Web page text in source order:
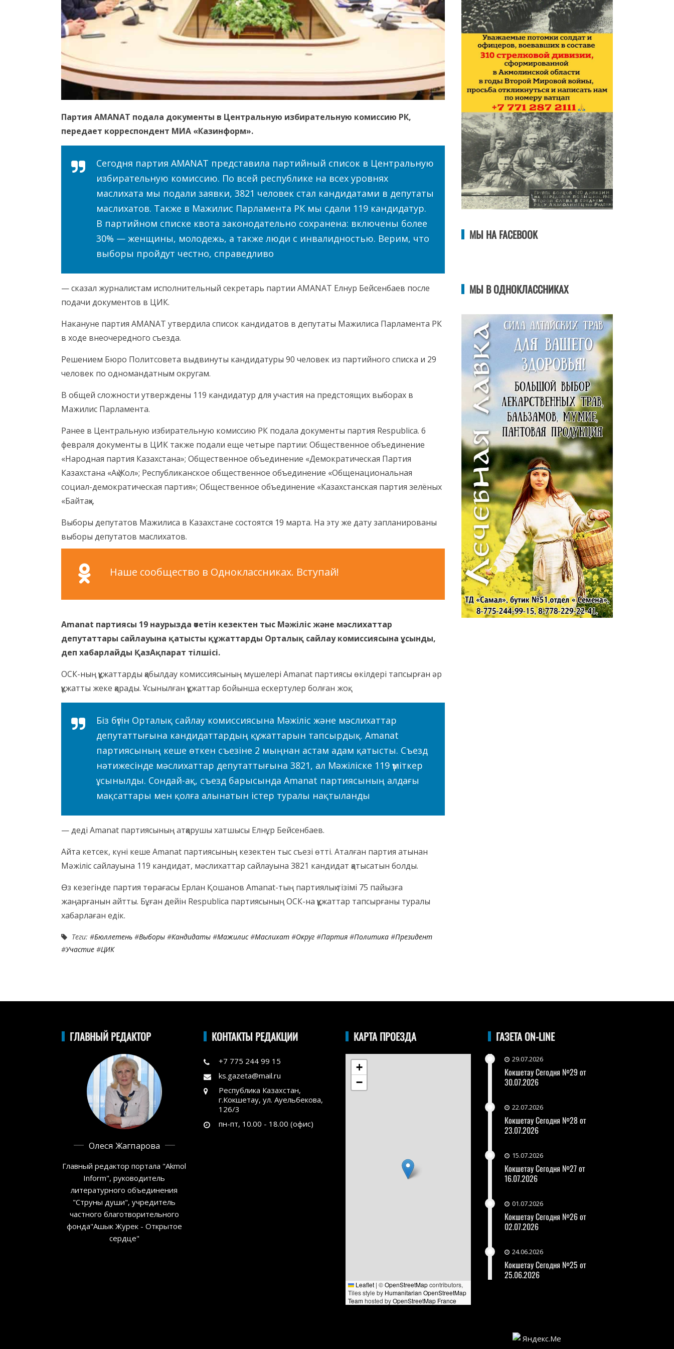
Партия AMANAT подала документы в Центральную избирательную комиссию РК,
передает корреспондент МИА «Казинформ».
Сегодня партия AMANAT представила партийный список в Центральную
избирательную комиссию. По всей республике на всех уровнях
маслихата мы подали заявки, 3821 человек стал кандидатами в депутаты
маслихатов. Также в Мажилис Парламента РК мы сдали 119 кандидатур.
В партийном списке квота законодательно сохранена: включены более
30% — женщины, молодежь, а также люди с инвалидностью. Верим, что
выборы пройдут честно, справедливо
— сказал журналистам исполнительный секретарь партии AMANAT Елнур Бейсенбаев после
подачи документов в ЦИК.
Накануне партия AMANAT утвердила список кандидатов в депутаты Мажилиса Парламента РК
в ходе внеочередного съезда.
Решением Бюро Политсовета выдвинуты кандидатуры 90 человек из партийного списка и 29
человек по одномандатным округам.
В общей сложности утверждены 119 кандидатур для участия на предстоящих выборах в
Мажилис Парламента.
Ранее в Центральную избирательную комиссию РК подала документы партия Respublica. 6
февраля документы в ЦИК также подали еще четыре партии: Общественное объединение
«Народная партия Казахстана»; Общественное объединение «Демократическая Партия
Казахстана «Ақ Жол»; Республиканское общественное объединение «Общенациональная
социал-демократическая партия»; Общественное объединение «Казахстанская партия зелёных
«Байтақ».
Выборы депутатов Мажилиса в Казахстане состоятся 19 марта. На эту же дату запланированы
выборы депутатов маслихатов.
Наше сообщество в Одноклассниках. Вступай!
Amanat партиясы 19 наурызда өтетін кезектен тыс Мәжіліс және мәслихаттар
депутаттары сайлауына қатысты құжаттарды Орталық сайлау комиссиясына ұсынды,
деп хабарлайды ҚазАқпарат тілшісі.
ОСК-ның құжаттарды қабылдау комиссиясының мүшелері Amanat партиясы өкілдері тапсырған әр
құжатты жеке қарады. Ұсынылған құжаттар бойынша ескертулер болған жоқ.
Біз бүгін Орталық сайлау комиссиясына Мәжіліс және мәслихаттар
депутаттығына кандидаттардың құжаттарын тапсырдық. Amanat
партиясының кеше өткен съезіне 2 мыңнан астам адам қатысты. Съезд
нәтижесінде мәслихаттар депутаттығына 3821, ал Мәжіліске 119 үміткер
ұсынылды. Сондай-ақ, съезд барысында Amanat партиясының алдағы
мақсаттары мен қолға алынатын істер туралы нақтыланды
— деді Amanat партиясының атқарушы хатшысы Елнұр Бейсенбаев.
Айта кетсек, күні кеше Amanat партиясының кезектен тыс съезі өтті. Аталған партия атынан
Мәжіліс сайлауына 119 кандидат, мәслихаттар сайлауына 3821 кандидат қатысатын болды.
Өз кезегінде партия төрағасы Ерлан Қошанов Amanat-тың партиялық тізімі 75 пайызға
жаңарғанын айтты. Бұған дейін Respublica партиясының ОСК-на құжаттар тапсырғаны туралы
хабарлаған едік.
Теги: #Бюллетень #Выборы #Кандидаты #Мажилис#Маслихат #Округ #Партия #Политика #Президент
#Участие #ЦИК
МЫ НА FACEBOOK
МЫ В ОДНОКЛАССНИКАХ
ГЛАВНЫЙ РЕДАКТОР
Олеся Жагпарова
Главный редактор портала "Akmol
Inform", руководитель
литературного объединения
"Струны души", учредитель
частного благотворительного
фонда"Ашык Журек - Открытое
сердце"
КОНТАКТЫ РЕДАКЦИИ
+7 775 244 99 15
ks.gazeta@mail.ru
Республика Казахстан,
г.Кокшетау, ул. Ауельбекова,
126/3
пн-пт, 10.00 - 18.00 (офис)
КАРТА ПРОЕЗДА
+
−
Leaflet | ©OpenStreetMapcontributors,
Tiles style by Humanitarian OpenStreetMap
Teamhosted byOpenStreetMap France
ГАЗЕТА ON-LINE
29.07.2026
Кокшетау Сегодня №29 от
30.07.2026
22.07.2026
Кокшетау Сегодня №28 от
23.07.2026
15.07.2026
Кокшетау Сегодня №27 от
16.07.2026
01.07.2026
Кокшетау Сегодня №26 от
02.07.2026
24.06.2026
Кокшетау Сегодня №25 от
25.06.2026